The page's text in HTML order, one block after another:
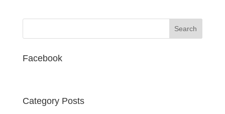
฿8,590.00.฿8,300.00.
Facebook
Category Posts